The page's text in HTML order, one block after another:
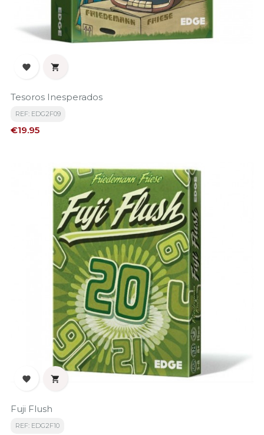
 
Tesoros Inesperados
REF: EDG2F09
Price
€19.95
 
Fuji Flush
REF: EDG2F10